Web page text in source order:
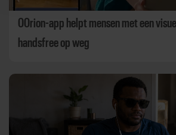
OOrion-app helpt mensen met een
handsfree op weg